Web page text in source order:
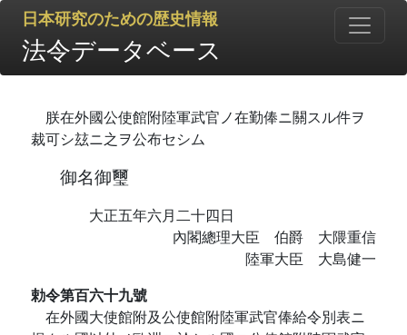
日本研究のための歴史情報
法令データベース
朕在外國公使館附陸軍武官ノ在勤俸ニ關スル件ヲ
裁可シ玆ニ之ヲ公布セシム
御名御璽
大正五年六月二十四日
內閣總理大臣 伯爵 大隈重信
陸軍大臣 大島健一
勅令第百六十九號
在外國大使館附及公使館附陸軍武官俸給令別表ニ